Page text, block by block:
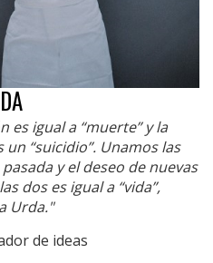
es igual a “muerte” y la
“suicidio”. Unamos las
y el deseo de nuevas
dos es igual a “vida”,
Urda."
de ideas